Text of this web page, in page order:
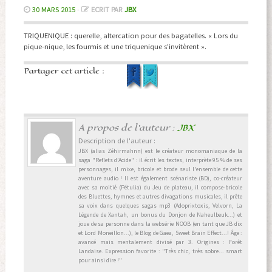
30 MARS 2015- ECRIT PAR JBX
TRIQUENIQUE : querelle, altercation pour des bagatelles. « Lors du
pique-nique, les fourmis et une triquenique s’invitèrent ».
Partager cet article :
A propos de l'auteur :JBX
Description de l'auteur :
JBX (alias Zéhirmahnn) est le créateur monomaniaque de la
saga "Reflets d’Acide" : il écrit les textes, interprète 95 % de ses
personnages, il mixe, bricole et brode seul l'ensemble de cette
aventure audio ! Il est également scénariste (BD), co-créateur
avec sa moitié (Pétulia) du Jeu de plateau, il compose-bricole
des Bluettes, hymnes et autres divagations musicales, il prête
sa voix dans quelques sagas mp3 (Adoprixtoxis, Velvorn, La
Légende de Xantah, un bonus du Donjon de Naheulbeuk...) et
joue de sa personne dans la websérie NOOB (en tant que JB dix
et Lord Moneillon...), le Blog de Gaea, Sweet Brain Effect...! Âge :
avancé mais mentalement divisé par 3. Origines : Forêt
Landaise. Expression favorite : "Très chic, très sobre... smart
pour ainsi dire !"